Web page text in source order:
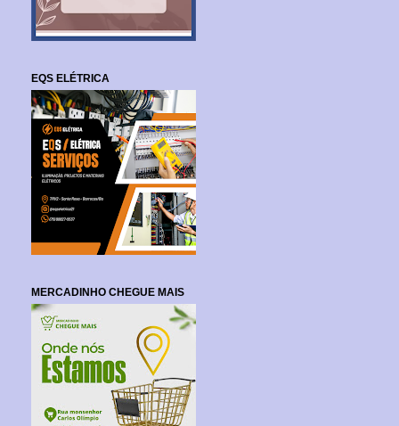
EQS ELÉTRICA
MERCADINHO CHEGUE MAIS